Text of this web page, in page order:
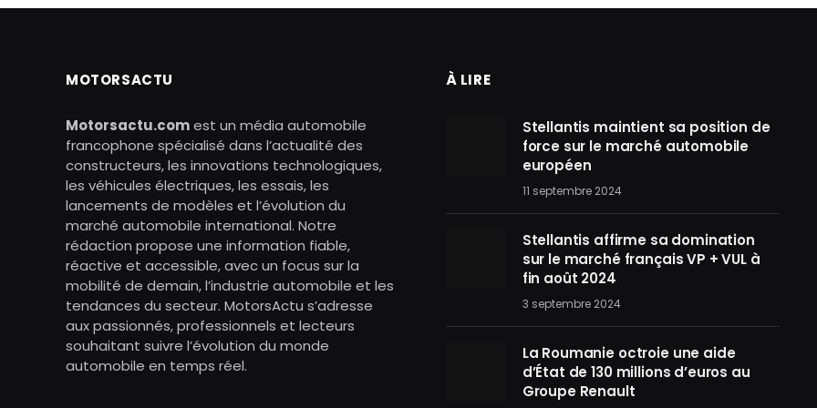
MOTORSACTU
Motorsactu.comest un média automobile
francophone spécialisé dans l’actualité des
constructeurs, les innovations technologiques,
les véhicules électriques, les essais, les
lancements de modèles et l’évolution du
marché automobile international. Notre
rédaction propose une information fiable,
réactive et accessible, avec un focus sur la
mobilité de demain, l’industrie automobile et les
tendances du secteur. MotorsActu s’adresse
aux passionnés, professionnels et lecteurs
souhaitant suivre l’évolution du monde
automobile en temps réel.
À LIRE
Stellantis maintient sa position de
force sur le marché automobile
européen
11 septembre 2024
Stellantis affirme sa domination
sur le marché français VP + VUL à
fin août 2024
3 septembre 2024
La Roumanie octroie une aide
d’État de 130 millions d’euros au
Groupe Renault